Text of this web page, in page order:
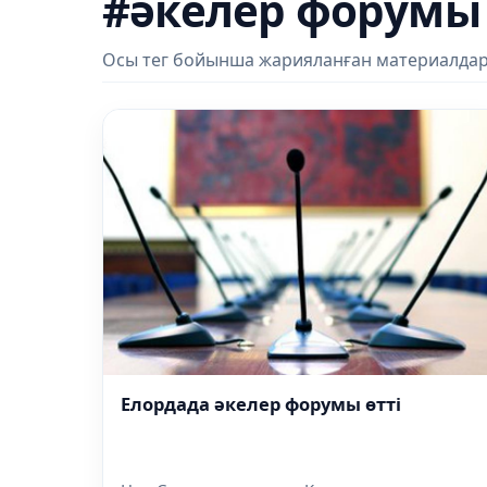
Осы тег бойынша жарияланған
Елордада әкелер форумы өтті